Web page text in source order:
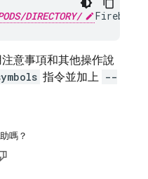
DIRECTORY/
意事項和其他操作說
指令並加上 --
嗎？